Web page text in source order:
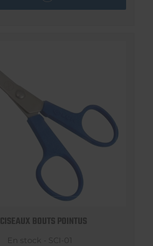
CISEAUX BOUTS POINTUS
En stock - SCI-01